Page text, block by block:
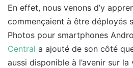
En effet, nous venons d’y
commençaient à être déployés
Photos pour smartphones
Central a ajouté de son côté
aussi disponible à l’avenir sur